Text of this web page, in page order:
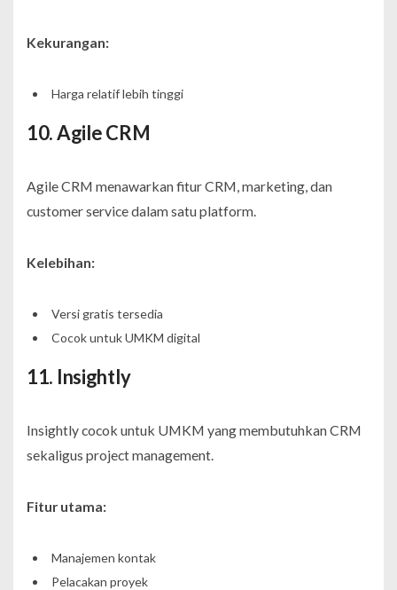
Kekurangan:
Harga relatif lebih tinggi
10. Agile CRM
Agile CRM menawarkan fitur CRM, marketing, dan
customer service dalam satu platform.
Kelebihan:
Versi gratis tersedia
Cocok untuk UMKM digital
11. Insightly
Insightly cocok untuk UMKM yang membutuhkan CRM
sekaligus project management.
Fitur utama:
Manajemen kontak
Pelacakan proyek